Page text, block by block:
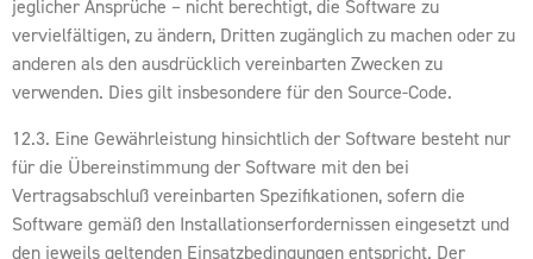
jeglicher Ansprüche – nicht berechtigt, die Software zu
vervielfältigen, zu ändern, Dritten zugänglich zu machen oder zu
anderen als den ausdrücklich vereinbarten Zwecken zu
verwenden. Dies gilt insbesondere für den Source-Code.
12.3. Eine Gewährleistung hinsichtlich der Software besteht nur
für die Übereinstimmung der Software mit den bei
Vertragsabschluß vereinbarten Spezifikationen, sofern die
Software gemäß den Installationserfordernissen eingesetzt und
den jeweils geltenden Einsatzbedingungen entspricht. Der